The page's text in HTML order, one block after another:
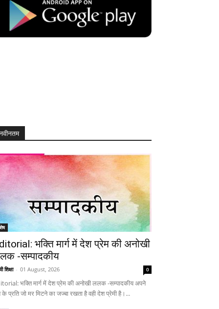
भक्ति मार्ग में देश प्रेम की अनोखी
-सम्पादकीय
शिक्षा - 01 August, 2026 0
भक्ति मार्ग में देश प्रेम की अनोखी ललक -सम्पादकीय अपने
प्रति जो मर मिटने का जज्बा रखता है वही देश प्रेमी है।...